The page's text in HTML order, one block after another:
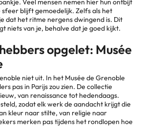
Veel mensen nemen hier hun ontbijt
blijft gemoedelijk. Zelfs als het
dat het ritme nergens dwingend is. Dit
niets van je, behalve dat je goed kijkt.
opgelet: Musée
niet uit. In het Musée de Grenoble
pas in Parijs zou zien. De collectie
van renaissance tot hedendaags.
zodat elk werk de aandacht krijgt die
kleur naar stilte, van religie naar
merken pas tijdens het rondlopen hoe